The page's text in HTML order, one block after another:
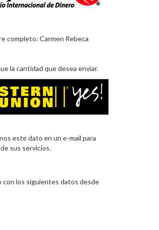
completo: Carmen Rebeca
la cantidad que desea enviar.
este dato en un e-mail para
sus servicios.
con los siguientes datos desde